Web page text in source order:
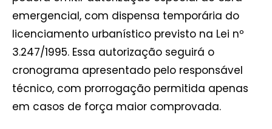
emergencial, com dispensa temporária do
licenciamento urbanístico previsto na Lei nº
3.247/1995. Essa autorização seguirá o
cronograma apresentado pelo responsável
técnico, com prorrogação permitida apenas
em casos de força maior comprovada.